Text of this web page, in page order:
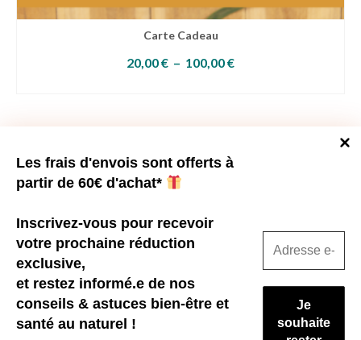
Les frais d'envois sont offerts à
partir de 60€ d'achat*
Inscrivez-vous pour recevoir
votre prochaine réduction
exclusive,
et restez informé.e de nos
conseils & astuces bien-être et
santé au naturel !
Carte Cadeau
20,00€ – 100,00€Plage
Les
options
peuvent
choisies
sur
la
produit
Vous souhaitez me rencontrer?
Une visite à la ferme?